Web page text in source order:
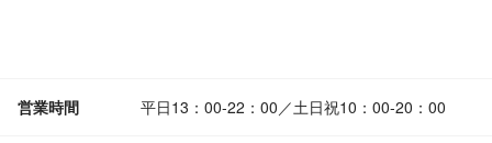
営業時間 平日13：00-22：00／土日祝10：00-20：00